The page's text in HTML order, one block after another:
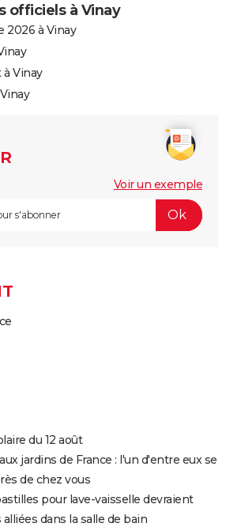
officiels à Vinay
2026 à Vinay
Vinay
Voir un exemple
du 12 août
jardins de France : l'un d'entre eux se
de chez vous
pour lave-vaisselle devraient
dans la salle de bain